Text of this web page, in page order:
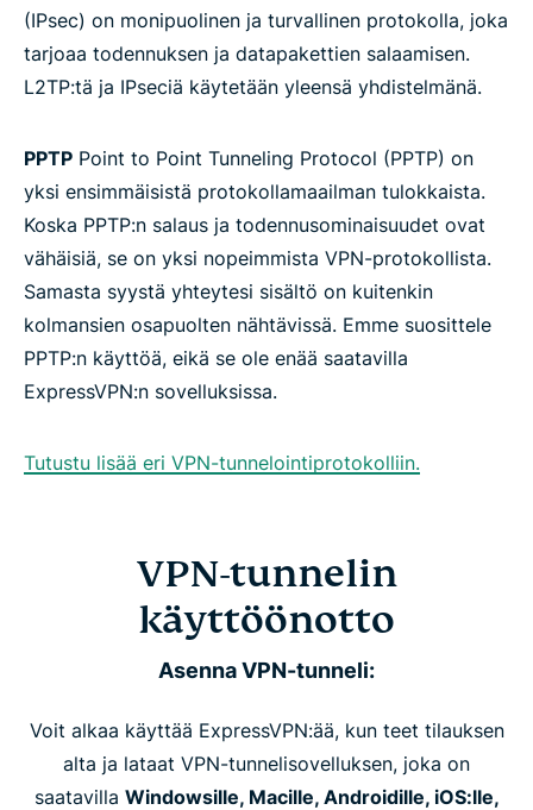
(IPsec) on monipuolinen ja turvallinen protokolla, joka
tarjoaa todennuksen ja datapakettien salaamisen.
L2TP:tä ja IPseciä käytetään yleensä yhdistelmänä.
PPTP Point to Point Tunneling Protocol (PPTP) on
yksi ensimmäisistä protokollamaailman tulokkaista.
Koska PPTP:n salaus ja todennusominaisuudet ovat
vähäisiä, se on yksi nopeimmista VPN-protokollista.
Samasta syystä yhteytesi sisältö on kuitenkin
kolmansien osapuolten nähtävissä. Emme suosittele
PPTP:n käyttöä, eikä se ole enää saatavilla
ExpressVPN:n sovelluksissa.
Tutustu lisää eri VPN-tunnelointiprotokolliin.
VPN-tunnelin
käyttöönotto
Asenna VPN-tunneli:
Voit alkaa käyttää ExpressVPN:ää, kun teet tilauksen
alta ja lataat VPN-tunnelisovelluksen, joka on
saatavilla Windowsille, Macille, Androidille, iOS:lle,